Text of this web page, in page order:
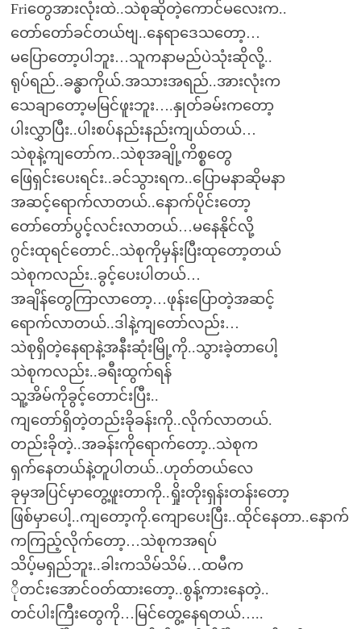
Friတွေအားလုံးထဲ..သဲစုဆိုတဲ့ကောင်မလေးက..
တော်တော်ခင်တယ်ဗျ..နေရာဒေသတော့…
မပြောတော့ပါဘူး…သူကနာမည်ပဲသုံးဆိုလို့..
ရုပ်ရည်..ခန္ဓာကိုယ်.အသားအရည်..အားလုံးက
သေချာတော့မမြင်ဖူးဘူး….နှုတ်ခမ်းကတော့
ပါးလွှာပြီး..ပါးစပ်နည်းနည်းကျယ်တယ်…
သဲစုနဲ့ကျတော်က..သဲစုအချို့ကိစ္စတွေ
ဖြေရှင်းပေးရင်း..ခင်သွားရက..ပြောမနာဆိုမနာ
အဆင့်ရောက်လာတယ်..နောက်ပိုင်းတော့
တော်တော်ပွင့်လင်းလာတယ်…မနေနိုင်လို့
ဂွင်းထုရင်တောင်..သဲစုကိုမှန်းပြီးထုတော့တယ်
သဲစုကလည်း..ခွင့်ပေးပါတယ်…
အချိန်တွေကြာလာတော့…ဖုန်းပြောတဲ့အဆင့်
ရောက်လာတယ်..ဒါနဲ့ကျတော်လည်း…
သဲစုရှိတဲ့နေရာနဲ့အနီးဆုံးမြို့ကို..သွားခဲ့တာပေါ့
သဲစုကလည်း..ခရီးထွက်ရန်
သူ့အိမ်ကိုခွင့်တောင်းပြီး..
ကျတော်ရှိတဲ့တည်းခိုခန်းကို..လိုက်လာတယ်.
တည်းခိုတဲ့..အခန်းကိုရောက်တော့..သဲစုက
ရှက်နေတယ်နဲ့တူပါတယ်..ဟုတ်တယ်လေ
ခုမှအပြင်မှာတွေ့ဖူးတာကို..ရှိုးတိုးရှန်းတန်းတော့
ဖြစ်မှာပေါ့..ကျတော့ကို.ကျောပေးပြီး..ထိုင်နေတာ..နောက်
ကကြည့်လိုက်တော့…သဲစုကအရပ်
သိပ့်မရှည်ဘူး..ခါးကသိမ်သိမ်…ထမီက
ိုတင်းအောင်ဝတ်ထားတော့..စွန့်ကားနေတဲ့..
တင်ပါးကြီးတွေကို…မြင်တွေ့နေရတယ်…..